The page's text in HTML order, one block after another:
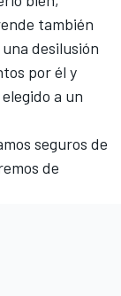
también
desilusión
por él y
a un
seguros de
de